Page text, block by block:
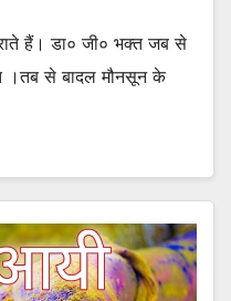
हैं। डा० जी० भक्त जब से
।तब से बादल मौनसून के